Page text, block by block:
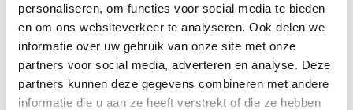
personaliseren, om functies voor social media te bieden
en om ons websiteverkeer te analyseren. Ook delen we
informatie over uw gebruik van onze site met onze
partners voor social media, adverteren en analyse. Deze
partners kunnen deze gegevens combineren met andere
informatie die u aan ze heeft verstrekt of die ze hebben
Afmeting: 70 x 40 x 15 cm
De buitenhoes kan gereinigd en gewassen worden in de
wasmachine op 40°C.
We raden aan om het kussen bij langdurige regenval niet buiten
te laten liggen